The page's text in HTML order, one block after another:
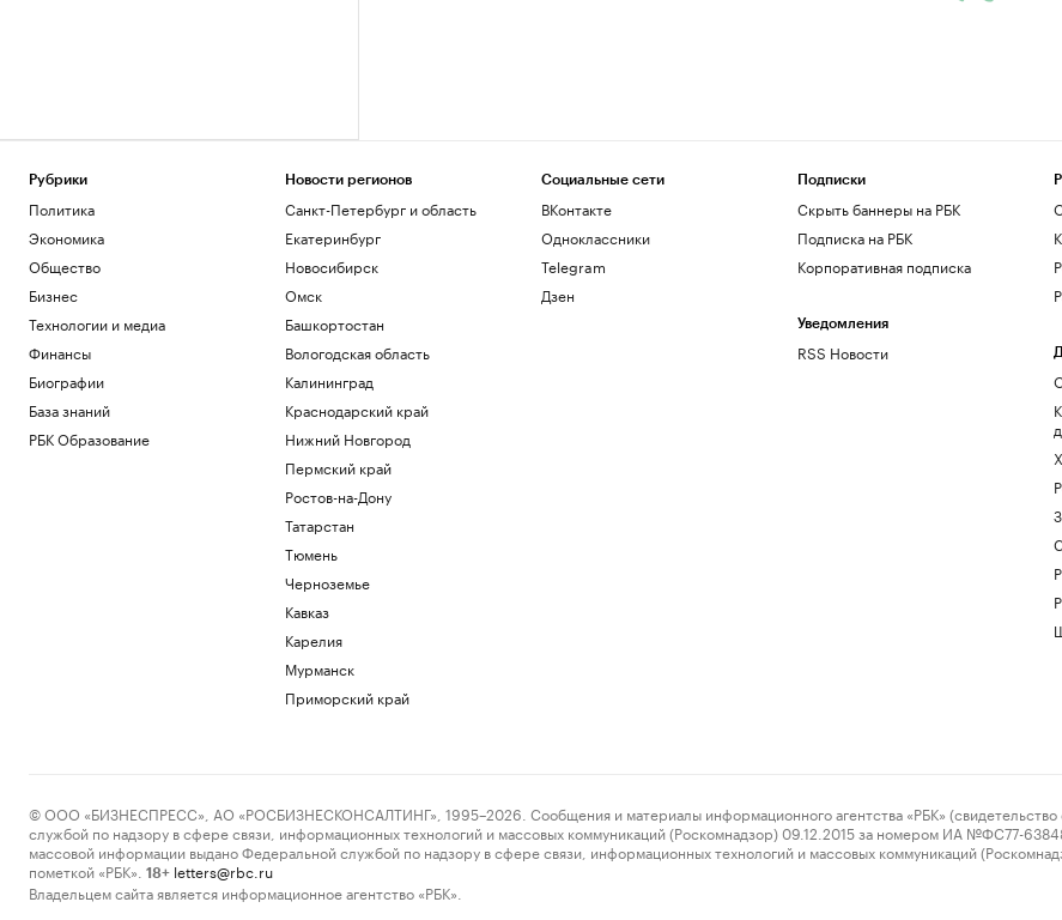
Рубрики
Политика
Экономика
Общество
Бизнес
Технологии и медиа
Финансы
Биографии
База знаний
РБК Образование
Новости регионов
Санкт-Петербург и область
Екатеринбург
Новосибирск
Омск
Башкортостан
Вологодская область
Калининград
Краснодарский край
Нижний Новгород
Пермский край
Ростов-на-Дону
Татарстан
Тюмень
Черноземье
Кавказ
Карелия
Мурманск
Приморский край
Социальные сети
ВКонтакте
Одноклассники
Telegram
Дзен
Подписки
Скрыть баннеры на РБК
Подписка на РБК
Корпоративная подписка
Уведомления
RSS Новости
© ООО «БИЗНЕСПРЕСС», АО «РОСБИЗНЕСКОНСАЛТИНГ», 1995–2026. Сообщения и материалы информационного агентства «РБК» (свидетельство
службой по надзору в сфере связи, информационных технологий и массовых коммуникаций (Роскомнадзор) 09.12.2015 за номером ИА №ФС77-
массовой информации выдано Федеральной службой по надзору в сфере связи, информационных технологий и массовых коммуникаций
пометкой «РБК».
18+ letters@rbc.ru
Владельцем сайта является информационное агентство «РБК».